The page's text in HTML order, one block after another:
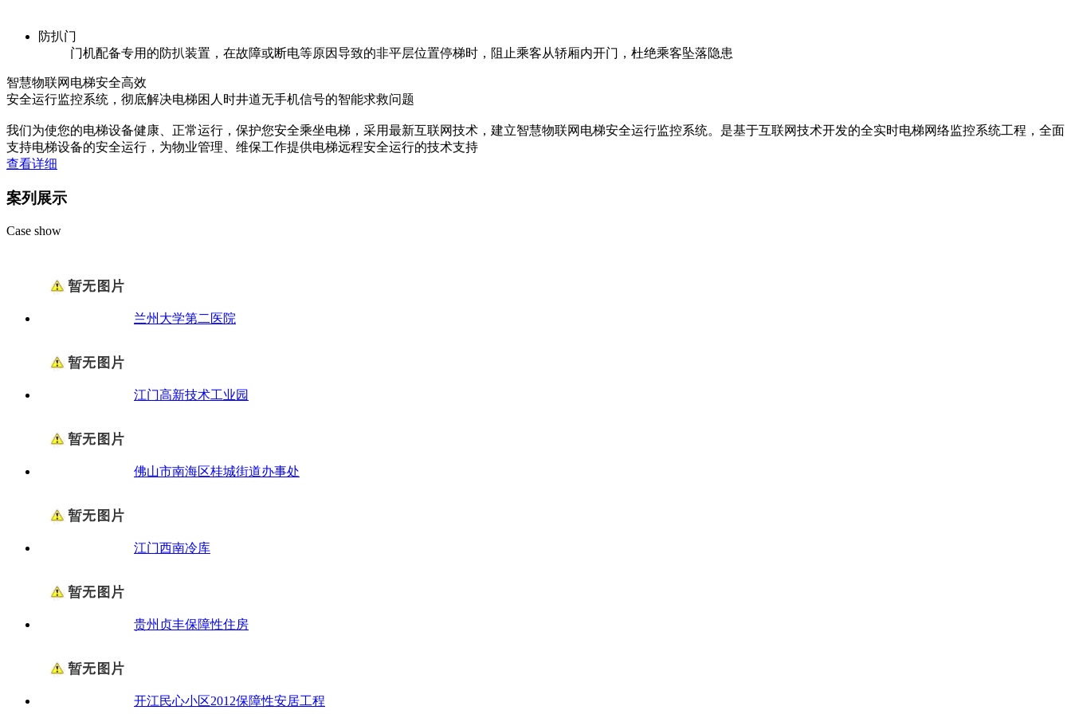
防扒门
门机配备专用的防扒装置，在故障或断电等原因导致的非平层位置停梯时，阻止乘客从轿厢内开门，杜绝乘客坠落隐患
智慧物联网电梯安全高效
安全运行监控系统，彻底解决电梯困人时井道无手机信号的智能求救问题
我们为使您的电梯设备健康、正常运行，保护您安全乘坐电梯，采用最新互联网技术，建立智慧物联网电梯安全运行监控系统。是基于互联网技术开发的全实时电梯网络监控系统工程，全面
支持电梯设备的安全运行，为物业管理、维保工作提供电梯远程安全运行的技术支持
查看详细
案列展示
Case show
兰州大学第二医院
江门高新技术工业园
佛山市南海区桂城街道办事处
江门西南冷库
贵州贞丰保障性住房
开江民心小区2012保障性安居工程